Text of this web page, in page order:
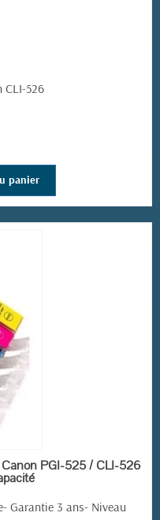
CLI-526
panier
PGI-525 / CLI-526
Garantie 3 ans- Niveau